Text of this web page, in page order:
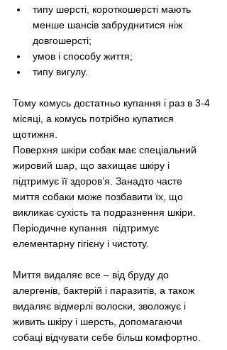
типу шерсті, короткошерсті мають
менше шансів забруднитися ніж
довгошерсті;
умов і способу життя;
типу вигулу.
Тому комусь достатньо купання і раз в 3-4
місяці, а комусь потрібно купатися
щотижня.
Поверхня шкіри собак має спеціальний
жировий шар, що захищає шкіру і
підтримує її здоров’я. Занадто часте
миття собаки може позбавити їх, що
викликає сухість та подразнення шкіри.
Періодичне купання  підтримує
елементарну гігієну і чистоту.
Миття видаляє все – від бруду до
алергенів, бактерій і паразитів, а також
видаляє відмерлі волоски, зволожує і
живить шкіру і шерсть, допомагаючи
собаці відчувати себе більш комфортно.